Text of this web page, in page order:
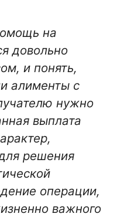
на
довольно
и понять,
алименты с
нужно
выплата
решения
операции,
важного